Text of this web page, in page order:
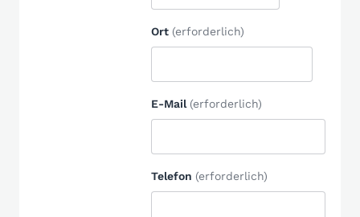
Ort (erforderlich)
E-Mail (erforderlich)
Telefon (erforderlich)